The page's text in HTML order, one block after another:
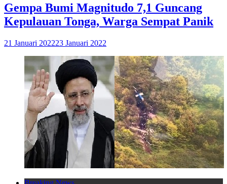
Gempa Bumi Magnitudo 7,1 Guncang
Kepulauan Tonga, Warga Sempat Panik
21 Januari 202223 Januari 2022